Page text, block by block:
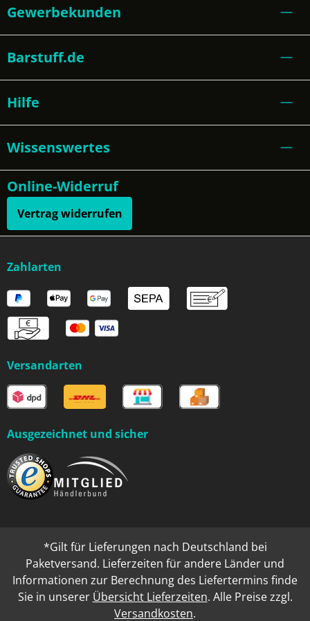
Gewerbekunden
Barstuff.de
Hilfe
Wissenswertes
Online-Widerruf
Vertrag widerrufen
Zahlarten
Versandarten
Ausgezeichnet und sicher
*Gilt für Lieferungen nach Deutschland bei
Paketversand. Lieferzeiten für andere Länder und
Informationen zur Berechnung des Liefertermins finde
Sie in unserer Übersicht Lieferzeiten. Alle Preise zzgl.
Versandkosten.